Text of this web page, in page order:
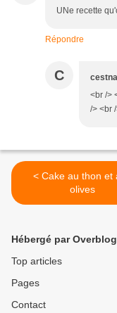
UNe recette
Répondre
C
<br />
/> <br
< Cake au thon et aux
olives
Hébergé par Overblog
Top articles
Pages
Contact